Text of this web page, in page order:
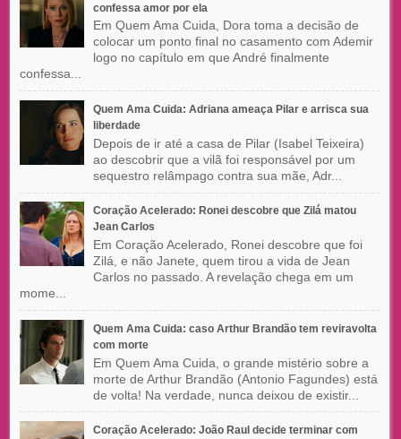
confessa amor por ela
Em Quem Ama Cuida, Dora toma a decisão de
colocar um ponto final no casamento com Ademir
logo no capítulo em que André finalmente
confessa...
Quem Ama Cuida: Adriana ameaça Pilar e arrisca sua
liberdade
Depois de ir até a casa de Pilar (Isabel Teixeira)
ao descobrir que a vilã foi responsável por um
sequestro relâmpago contra sua mãe, Adr...
Coração Acelerado: Ronei descobre que Zilá matou
Jean Carlos
Em Coração Acelerado, Ronei descobre que foi
Zilá, e não Janete, quem tirou a vida de Jean
Carlos no passado. A revelação chega em um
mome...
Quem Ama Cuida: caso Arthur Brandão tem reviravolta
com morte
Em Quem Ama Cuida, o grande mistério sobre a
morte de Arthur Brandão (Antonio Fagundes) está
de volta! Na verdade, nunca deixou de existir...
Coração Acelerado: João Raul decide terminar com